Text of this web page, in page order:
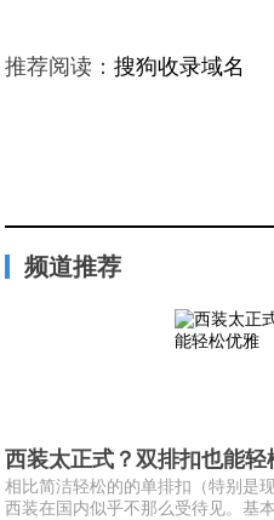
推荐阅读：搜狗收录域名
频道推荐
西装太正式？双排扣也能轻
相比简洁轻松的的单排扣（特别是
西装在国内似乎不那么受待见。基